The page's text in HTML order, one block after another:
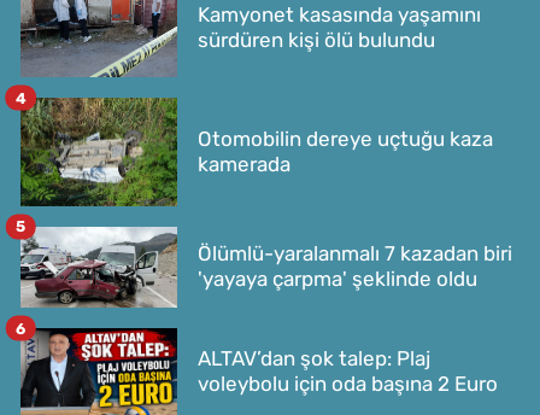
Kamyonet kasasında yaşamını
sürdüren kişi ölü bulundu
Otomobilin dereye uçtuğu kaza
kamerada
4
Ölümlü-yaralanmalı 7 kazadan biri
'yayaya çarpma' şeklinde oldu
5
ALTAV’dan şok talep: Plaj
voleybolu için oda başına 2 Euro
6